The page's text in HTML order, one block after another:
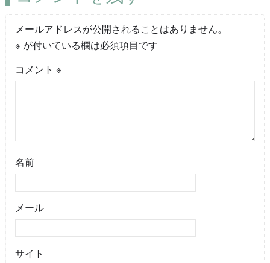
メールアドレスが公開されることはありません。
※が付いている欄は必須項目です
コメント ※
名前
メール
サイト